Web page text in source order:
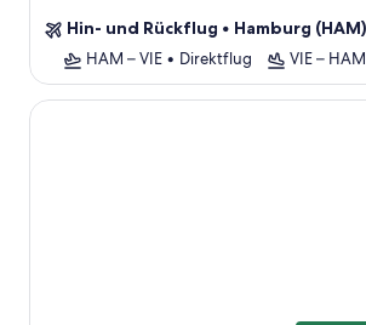
Hin- und Rückflug • Hamburg
HAM – VIE • Direktflug VIE – HAM
Hotel Zeitgeist Vienna Hauptbahnhof